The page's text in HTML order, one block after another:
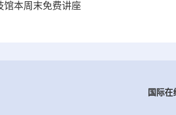
馆本周末免费讲座
国际